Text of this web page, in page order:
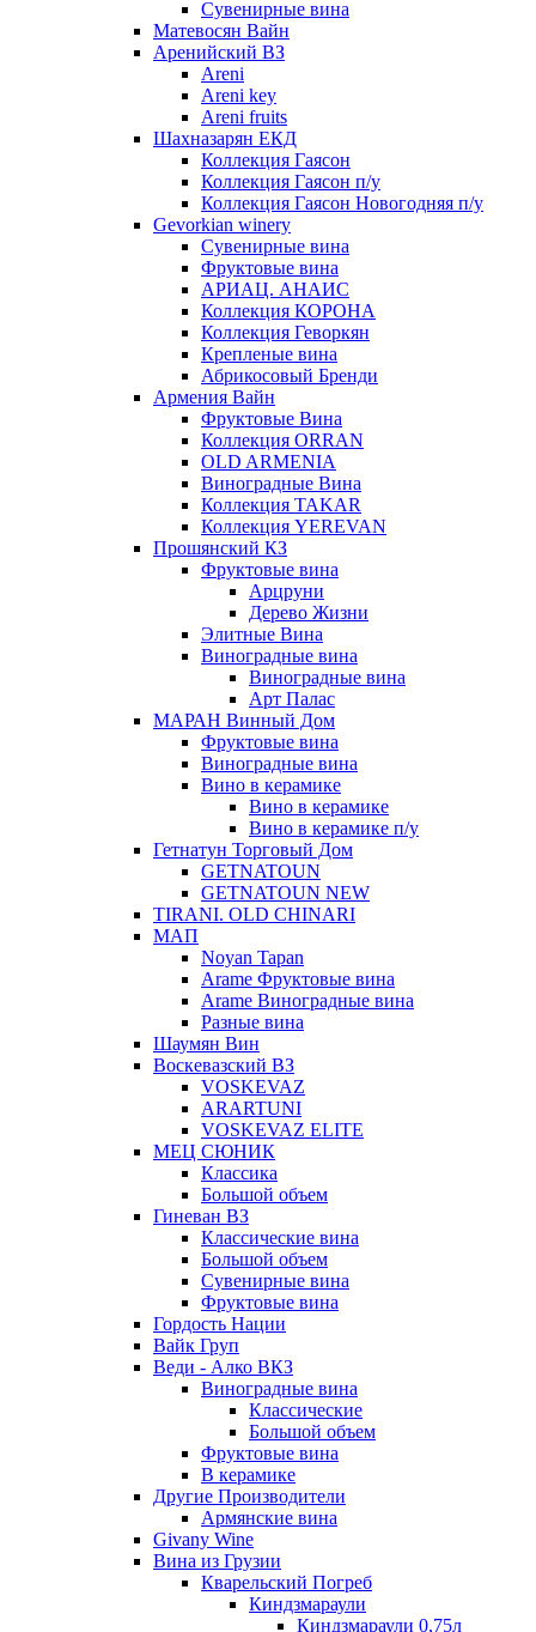
Cувенирные вина
Матевосян Вайн
Аренийский ВЗ
Areni
Areni key
Areni fruits
Шахназарян ЕКД
Коллекция Гаясон
Коллекция Гаясон п/у
Коллекция Гаясон Новогодняя п/у
Gevorkian winery
Сувенирные вина
Фруктовые вина
АРИАЦ. АНАИС
Коллекция КОРОНА
Коллекция Геворкян
Крепленые вина
Абрикосовый Бренди
Армения Вайн
Фруктовые Вина
Коллекция ORRAN
OLD ARMENIA
Виноградные Вина
Коллекция TAKAR
Коллекция YEREVAN
Прошянский КЗ
Фруктовые вина
Арцруни
Дерево Жизни
Элитные Вина
Виноградные вина
Виноградные вина
Арт Палас
МАРАН Винный Дом
Фруктовые вина
Виноградные вина
Вино в керамике
Вино в керамике
Вино в керамике п/у
Гетнатун Торговый Дом
GETNATOUN
GETNATOUN NEW
TIRANI. OLD CHINARI
МАП
Noyan Tapan
Arame Фруктовые вина
Arame Виноградные вина
Разные вина
Шаумян Вин
Воскевазский ВЗ
VOSKEVAZ
ARARTUNI
VOSKEVAZ ELITE
МЕЦ СЮНИК
Классика
Большой объем
Гиневан ВЗ
Классические вина
Большой объем
Сувенирные вина
Фруктовые вина
Гордость Нации
Вайк Груп
Веди - Алко ВКЗ
Виноградные вина
Классические
Большой объем
Фруктовые вина
В керамике
Другие Производители
Армянские вина
Givany Wine
Вина из Грузии
Кварельский Погреб
Киндзмараули
Киндзмараули 0,75л